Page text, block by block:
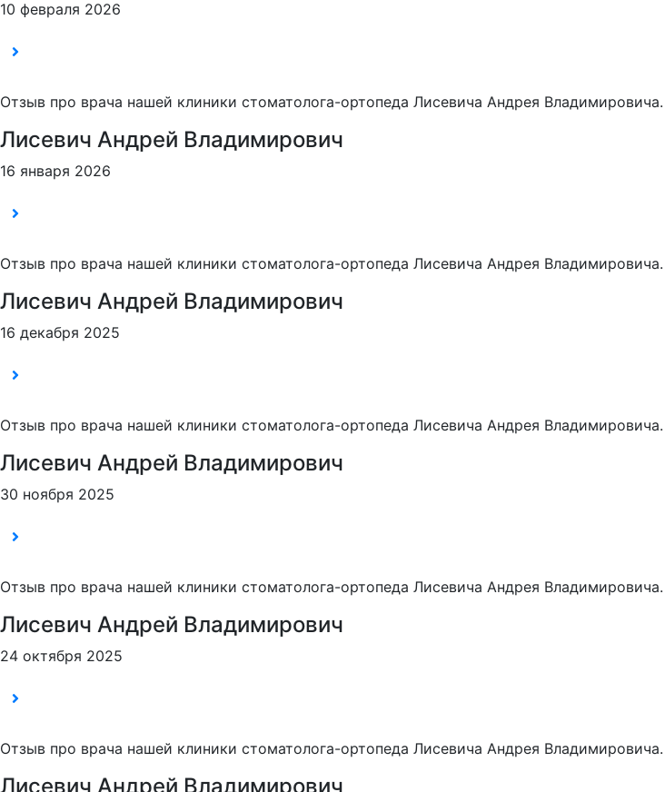
10 февраля 2026
Отзыв про врача нашей клиники стоматолога-ортопеда Лисевича Андрея
Лисевич Андрей Владимирович
16 января 2026
Отзыв про врача нашей клиники стоматолога-ортопеда Лисевича Андрея
Лисевич Андрей Владимирович
16 декабря 2025
Отзыв про врача нашей клиники стоматолога-ортопеда Лисевича Андрея
Лисевич Андрей Владимирович
30 ноября 2025
Отзыв про врача нашей клиники стоматолога-ортопеда Лисевича Андрея
Лисевич Андрей Владимирович
24 октября 2025
Отзыв про врача нашей клиники стоматолога-ортопеда Лисевича Андрея
Лисевич Андрей Владимирович